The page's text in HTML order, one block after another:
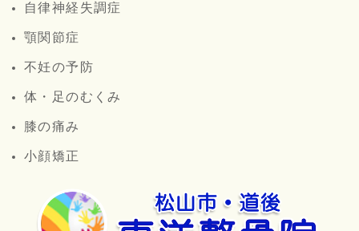
自律神経失調症
顎関節症
不妊の予防
体・足のむくみ
膝の痛み
小顔矯正